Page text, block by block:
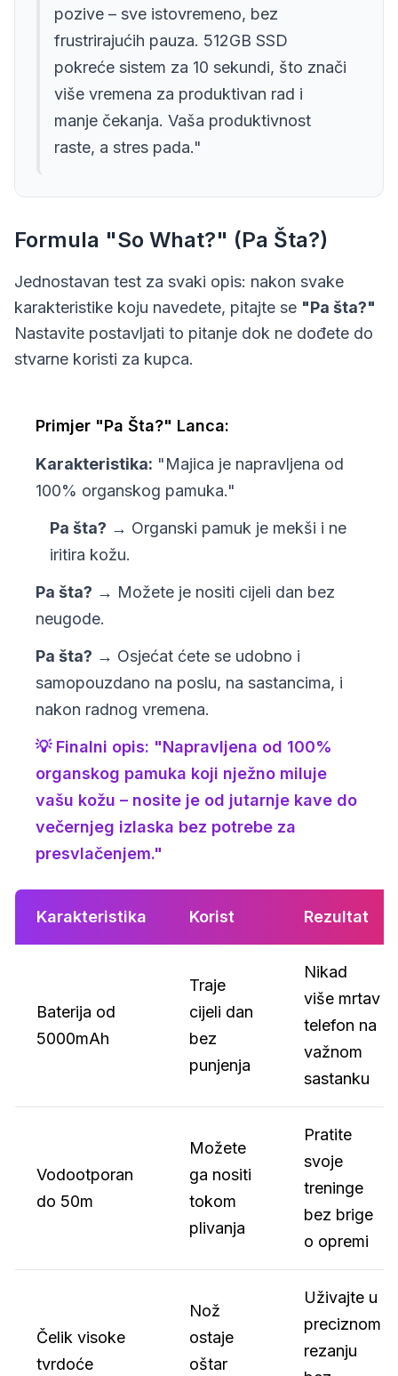
pozive – sve istovremeno, bez
frustrirajućih pauza. 512GB SSD
pokreće sistem za 10 sekundi, što znači
više vremena za produktivan rad i
manje čekanja. Vaša produktivnost
raste, a stres pada."
Formula "So What?" (Pa Šta?)
Jednostavan test za svaki opis: nakon svake
karakteristike koju navedete, pitajte se "Pa šta?"
Nastavite postavljati to pitanje dok ne dođete do
stvarne koristi za kupca.
Primjer "Pa Šta?" Lanca:
Karakteristika: "Majica je napravljena od
100% organskog pamuka."
Pa šta? → Organski pamuk je mekši i ne
iritira kožu.
Pa šta? → Možete je nositi cijeli dan bez
neugode.
Pa šta? → Osjećat ćete se udobno i
samopouzdano na poslu, na sastancima, i
nakon radnog vremena.
💡 Finalni opis: "Napravljena od 100%
organskog pamuka koji nježno miluje
vašu kožu – nosite je od jutarnje kave do
večernjeg izlaska bez potrebe za
presvlačenjem."
Karakteristika Korist Rezultat
Baterija od
5000mAh
Traje
cijeli dan
bez
punjenja
Nikad
više mrtav
telefon na
važnom
sastanku
Vodootporan
do 50m
Možete
ga nositi
tokom
plivanja
Pratite
svoje
treninge
bez brige
o opremi
Čelik visoke
tvrdoće
Nož
ostaje
oštar
Uživajte u
preciznom
rezanju